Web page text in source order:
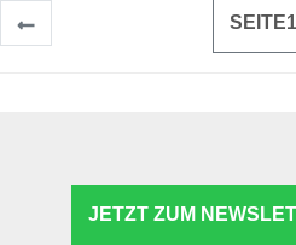
SEITE1
JETZT ZUM